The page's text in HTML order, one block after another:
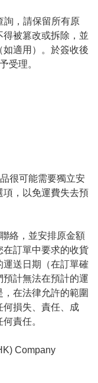
詢，請保留所有原
被篡改或拆除，並
如適用）。於簽收後
受理。
很可能需要獨立安
項，以免運費失去預
絡，並安排原金額
在訂單中要求的收貨
送日期（在訂單確
計無法在預計的運
在法律允許的範圍
何損失、責任、成
責任。
Company